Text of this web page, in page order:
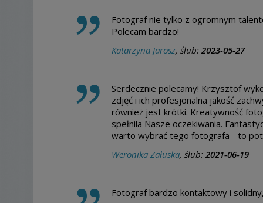
Fotograf nie tylko z ogromnym
Polecam bardzo!
Katarzyna Jarosz, ślub: 2023-05-27
Serdecznie polecamy! Krzysztof
zdjęć i ich profesjonalna jakość
również jest krótki. Kreatywność
spełnila Nasze oczekiwania.
warto wybrać tego fotografa - to
Weronika Załuska, ślub: 2021-06-19
Fotograf bardzo kontaktowy i